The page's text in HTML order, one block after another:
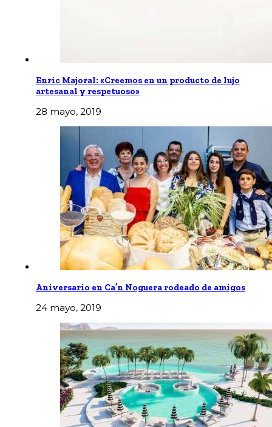
Enric Majoral: «Creemos en un producto de lujo
artesanal y respetuoso»
28 mayo, 2019
Aniversario en Ca’n Noguera rodeado de amigos
24 mayo, 2019